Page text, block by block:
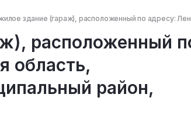
здание (гараж), расположенный по адресу:
расположенный
область,
район,